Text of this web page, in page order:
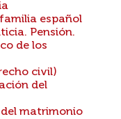
español
Pensión.
de los
civil)
del
del matrimonio